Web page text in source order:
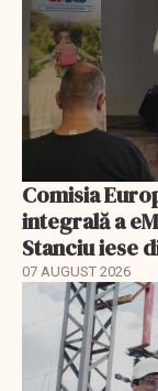
Comisia
integrală a
Stanciu iese
07 AUGUST 2026